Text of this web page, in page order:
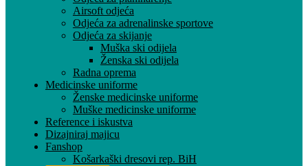
Airsoft odjeća
Odjeća za adrenalinske sportove
Odjeća za skijanje
Muška ski odijela
Ženska ski odijela
Radna oprema
Medicinske uniforme
Ženske medicinske uniforme
Muške medicinske uniforme
Reference i iskustva
Dizajniraj majicu
Fanshop
Košarkaški dresovi rep. BiH